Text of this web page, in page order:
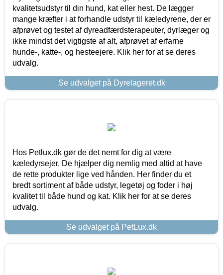
kvalitetsudstyr til din hund, kat eller hest. De lægger
mange kræfter i at forhandle udstyr til kæledyrene, der er
afprøvet og testet af dyreadfærdsterapeuter, dyrlæger og
ikke mindst det vigtigste af alt, afprøvet af erfarne
hunde-, katte-, og hesteejere. Klik her for at se deres
udvalg.
Se udvalget på Dyrelageret.dk
Hos Petlux.dk gør de det nemt for dig at være
kæledyrsejer. De hjælper dig nemlig med altid at have
de rette produkter lige ved hånden. Her finder du et
bredt sortiment af både udstyr, legetøj og foder i høj
kvalitet til både hund og kat. Klik her for at se deres
udvalg.
Se udvalget på PetLux.dk